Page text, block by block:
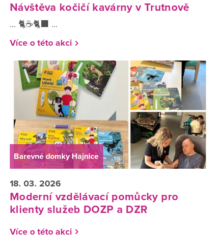
Návštěva kočičí kavárny v Trutnově
... 🐈☕🐈‍⬛ ...
Více o této akci
Barevné domky Hajnice
18. 03. 2026
Moderní vzdělávací pomůcky pro
klienty služeb DOZP a DZR
Více o této akci